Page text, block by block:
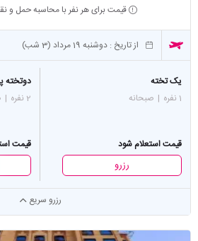
قیمت برای هر نفر با محاسبه حمل و
از تاریخ : دوشنبه 19 مرداد (3 شب)
یک تخته
1 نفره
| صبحانه
قیمت استعلام شود
رزرو
دوتخته
2 نفره
|
قیمت
رزرو سریع